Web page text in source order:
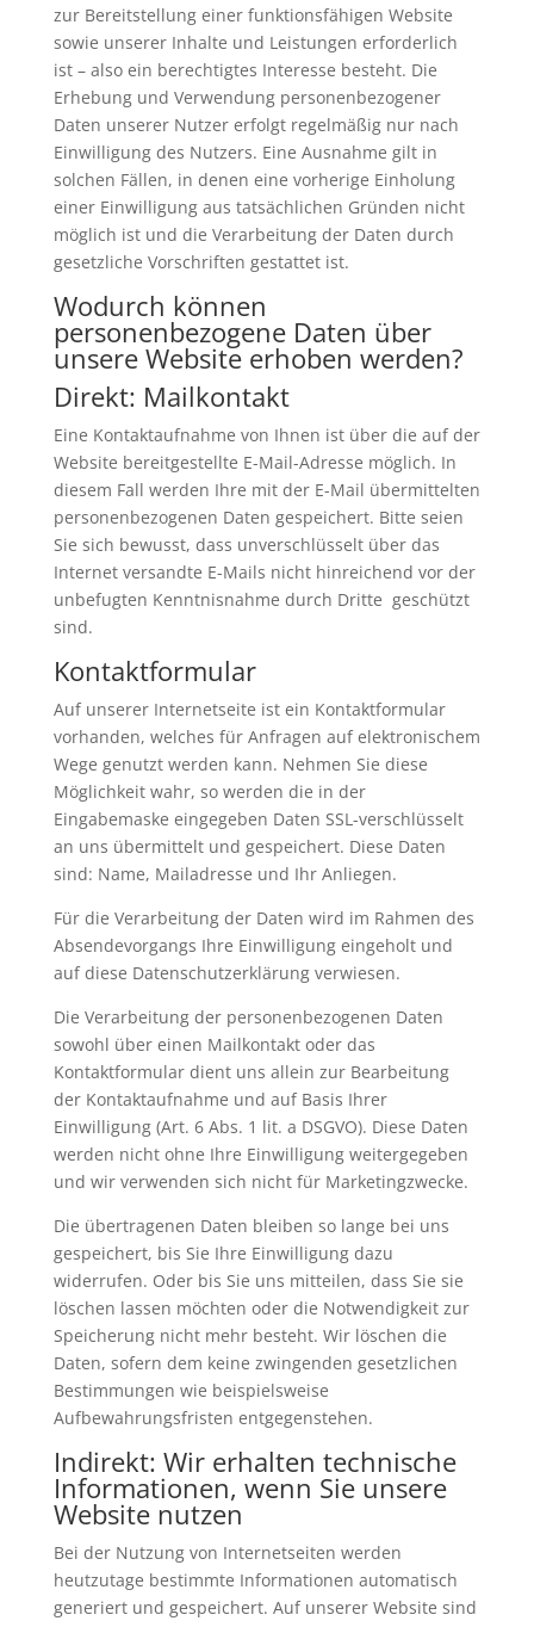
zur Bereitstellung einer funktionsfähigen Website
sowie unserer Inhalte und Leistungen erforderlich
ist – also ein berechtigtes Interesse besteht. Die
Erhebung und Verwendung personenbezogener
Daten unserer Nutzer erfolgt regelmäßig nur nach
Einwilligung des Nutzers. Eine Ausnahme gilt in
solchen Fällen, in denen eine vorherige Einholung
einer Einwilligung aus tatsächlichen Gründen nicht
möglich ist und die Verarbeitung der Daten durch
gesetzliche Vorschriften gestattet ist.
Wodurch können
personenbezogene Daten über
unsere Website erhoben werden?
Direkt: Mailkontakt
Eine Kontaktaufnahme von Ihnen ist über die auf der
Website bereitgestellte E-Mail-Adresse möglich. In
diesem Fall werden Ihre mit der E-Mail übermittelten
personenbezogenen Daten gespeichert. Bitte seien
Sie sich bewusst, dass unverschlüsselt über das
Internet versandte E-Mails nicht hinreichend vor der
unbefugten Kenntnisnahme durch Dritte geschützt
sind.
Kontaktformular
Auf unserer Internetseite ist ein Kontaktformular
vorhanden, welches für Anfragen auf elektronischem
Wege genutzt werden kann. Nehmen Sie diese
Möglichkeit wahr, so werden die in der
Eingabemaske eingegeben Daten SSL-verschlüsselt
an uns übermittelt und gespeichert. Diese Daten
sind: Name, Mailadresse und Ihr Anliegen.
Für die Verarbeitung der Daten wird im Rahmen des
Absendevorgangs Ihre Einwilligung eingeholt und
auf diese Datenschutzerklärung verwiesen.
Die Verarbeitung der personenbezogenen Daten
sowohl über einen Mailkontakt oder das
Kontaktformular dient uns allein zur Bearbeitung
der Kontaktaufnahme und auf Basis Ihrer
Einwilligung (Art. 6 Abs. 1 lit. a DSGVO). Diese Daten
werden nicht ohne Ihre Einwilligung weitergegeben
und wir verwenden sich nicht für Marketingzwecke.
Die übertragenen Daten bleiben so lange bei uns
gespeichert, bis Sie Ihre Einwilligung dazu
widerrufen. Oder bis Sie uns mitteilen, dass Sie sie
löschen lassen möchten oder die Notwendigkeit zur
Speicherung nicht mehr besteht. Wir löschen die
Daten, sofern dem keine zwingenden gesetzlichen
Bestimmungen wie beispielsweise
Aufbewahrungsfristen entgegenstehen.
Indirekt: Wir erhalten technische
Informationen, wenn Sie unsere
Website nutzen
Bei der Nutzung von Internetseiten werden
heutzutage bestimmte Informationen automatisch
generiert und gespeichert. Auf unserer Website sind